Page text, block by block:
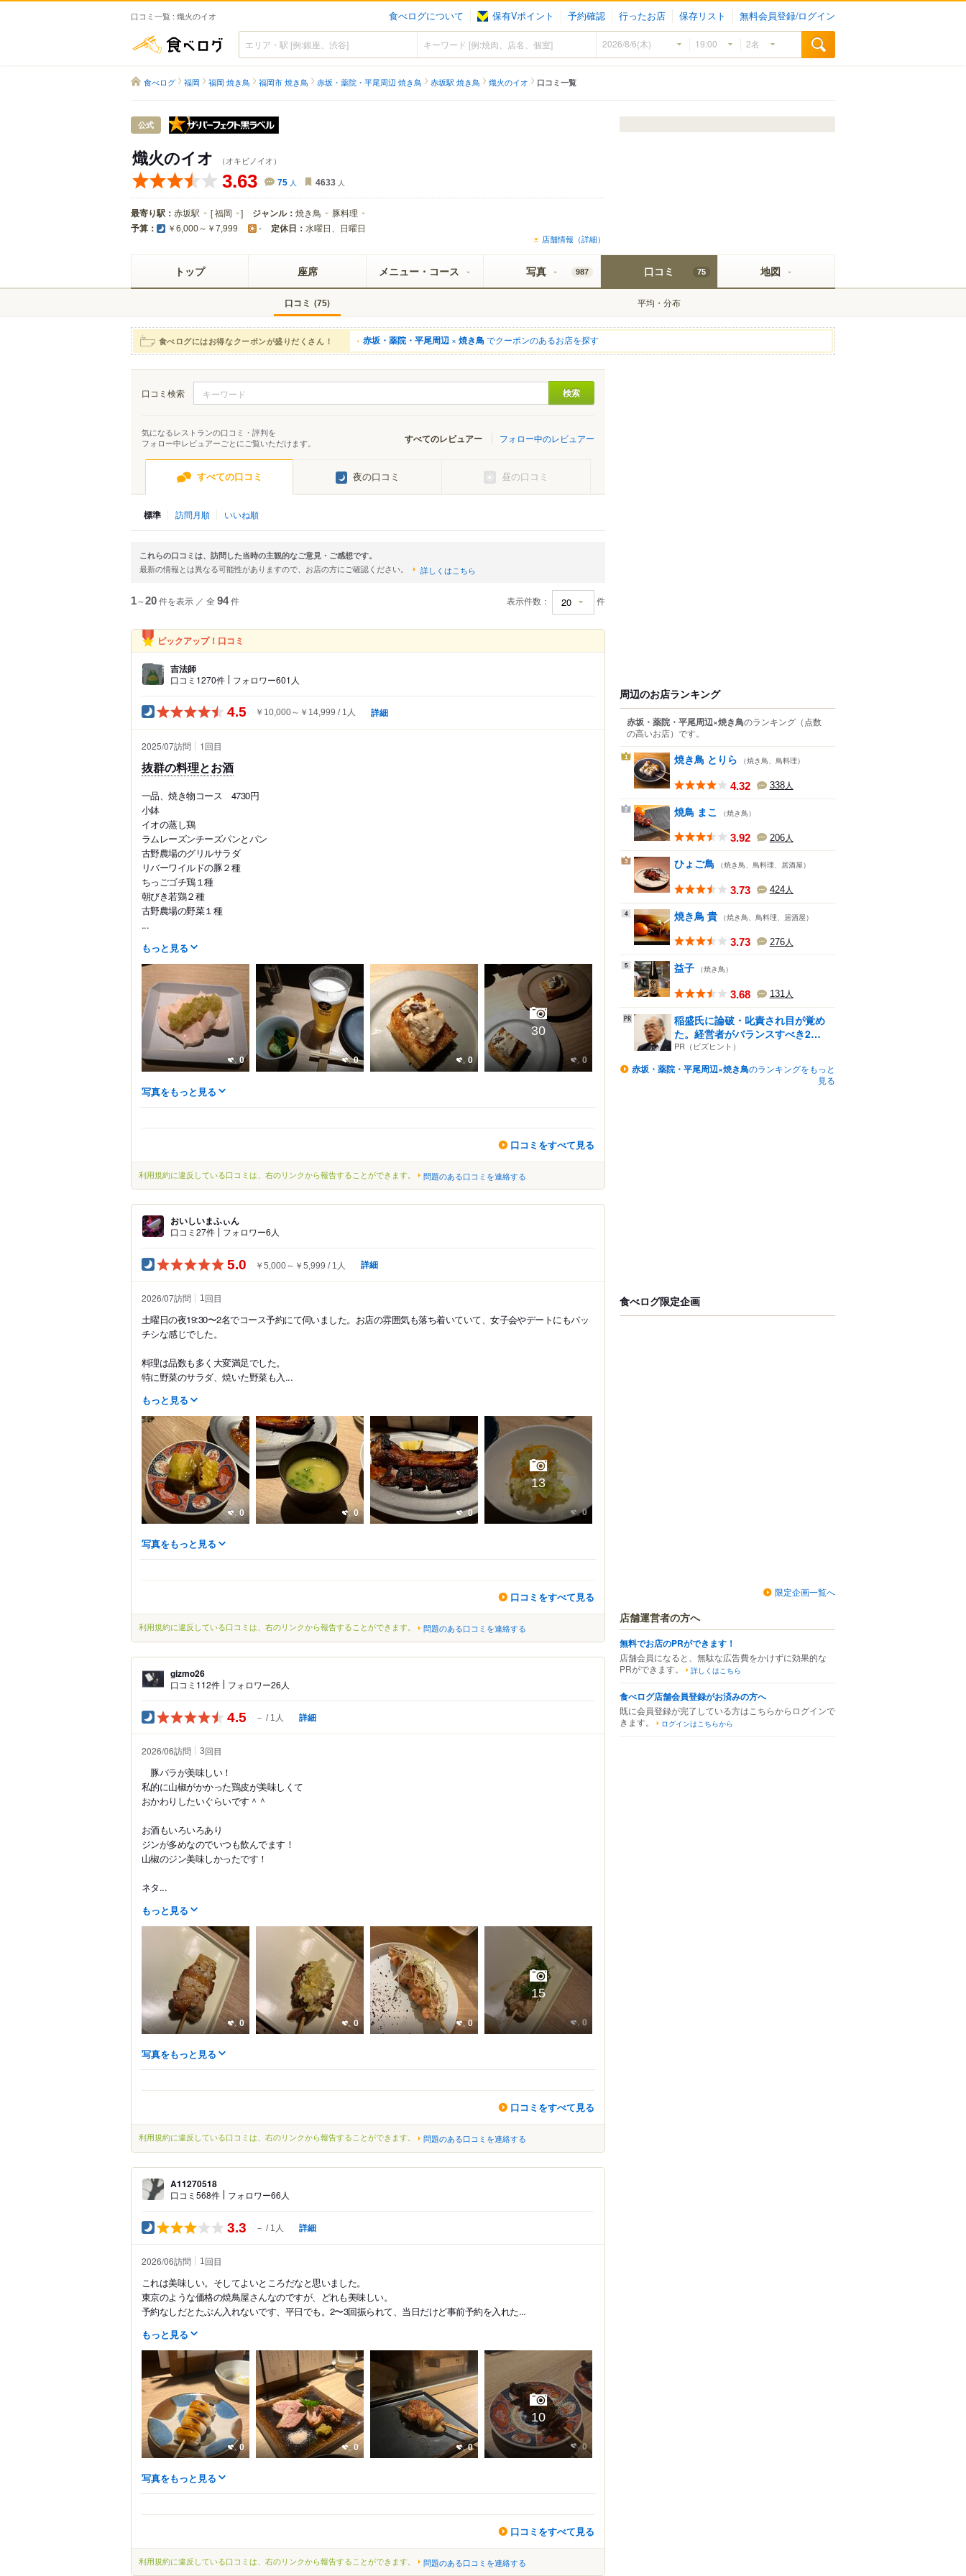
口コミ一覧 : 熾火のイオ 食べログについて 保有Vポイント 予約確認 行ったお店 保存リスト 無料会員登録/ログイン
食べログ
食べログ 福岡 福岡 焼き鳥 福岡市 焼き鳥 赤坂・薬院・平尾周辺 焼き鳥 赤坂駅 焼き鳥 熾火のイオ 口コミ一覧
公式
熾火のイオ （オキビノイオ）
3.63 75 人 4633 人
最寄り駅： 赤坂駅 [福岡 ] ジャンル： 焼き鳥 豚料理
予算： ￥6,000～￥7,999 - 定休日： 水曜日、日曜日
店舗情報（詳細）
トップ 座席 メニュー・コース 写真 987 口コミ 75
口コミ (75) 平均・分布
地図
食べログにはお得なクーポンが盛りだくさん！ 赤坂・薬院・平尾周辺 × 焼き鳥でクーポンのあるお店を探す
口コミ検索
気になるレストランの口コミ・評判を
フォロー中レビュアーごとにご覧いただけます。
すべてのレビュアー フォロー中のレビュアー
すべての口コミ 夜の口コミ 昼の口コミ
標準 訪問月順 いいね順
これらの口コミは、訪問した当時の主観的なご意見・ご感想です。
最新の情報とは異なる可能性がありますので、お店の方にご確認ください。 詳しくはこちら
1～20件を表示 ／ 全 94件 表示件数： 件
ピックアップ！口コミ
吉法師
口コミ1270件 フォロワー601人
4.5 ￥10,000～￥14,999 1人 詳細
2025/07訪問 1回目
抜群の料理とお酒
一品、焼き物コース 4730円
小鉢
イオの蒸し鶏
ラムレーズンチーズパンとパン
古野農場のグリルサラダ
リバーワイルドの豚２種
ちっごゴチ鶏１種
朝びき若鶏２種
古野農場の野菜１種
...
もっと見る
0 0 0 0
30
写真をもっと見る
口コミをすべて見る
利用規約に違反している口コミは、右のリンクから報告することができます。 問題のある口コミを連絡する
おいしいまふぃん
口コミ27件 フォロワー6人
5.0 ￥5,000～￥5,999 1人 詳細
2026/07訪問 1回目
土曜日の夜19:30〜2名でコース予約にて伺いました。お店の雰囲気も落ち着いていて、女子会やデートにもバッ
チシな感じでした。
料理は品数も多く大変満足でした。
特に野菜のサラダ、焼いた野菜も入...
もっと見る
0 0 0 0
13
写真をもっと見る
口コミをすべて見る
利用規約に違反している口コミは、右のリンクから報告することができます。 問題のある口コミを連絡する
gizmo26
口コミ112件 フォロワー26人
4.5 － 1人 詳細
2026/06訪問 3回目
豚バラが美味しい！
私的に山椒がかかった鶏皮が美味しくて
おかわりしたいぐらいです＾＾
お酒もいろいろあり
ジンが多めなのでいつも飲んでます！
山椒のジン美味しかったです！
ネタ...
もっと見る
0 0 0 0
15
写真をもっと見る
口コミをすべて見る
利用規約に違反している口コミは、右のリンクから報告することができます。 問題のある口コミを連絡する
A11270518
口コミ568件 フォロワー66人
3.3 － 1人 詳細
2026/06訪問 1 回目
これは美味しい。そしてよいところだなと思いました。
東京のような価格の焼鳥屋さんなのですが、どれも美味しい。
予約なしだとたぶん入れないです、平日でも。2〜3回振られて、当日だけど事前予約を入れた...
もっと見る
0 0 0 0
10
写真をもっと見る
口コミをすべて見る
利用規約に違反している口コミは、右のリンクから報告することができます。 問題のある口コミを連絡する
周辺のお店ランキング
赤坂・薬院・平尾周辺×焼き鳥のランキング （点数
の高いお店） です。
1 焼き鳥 とりら （焼き鳥、鳥料理）
4.32 338人
2 焼鳥 まこ （焼き鳥）
3.92 206人
3 ひょご鳥 （焼き鳥、鳥料理、居酒屋）
3.73 424人
4 焼き鳥 貴 （焼き鳥、鳥料理、居酒屋）
3.73 276人
5 益子 （焼き鳥）
3.68 131人
稲盛氏に論破・叱責され目が覚め
た。経営者がバランスすべき2
つ...
PR（ビズヒント）
赤坂・薬院・平尾周辺×焼き鳥のランキングをもっと
見る
食べログ限定企画
限定企画一覧へ
店舗運営者の方へ
無料でお店のPRができます！
店舗会員になると、無駄な広告費をかけずに効果的な
PRができます。
詳しくはこちら
食べログ店舗会員登録がお済みの方へ
既に会員登録が完了している方はこちらからログインで
きます。
ログインはこちらから